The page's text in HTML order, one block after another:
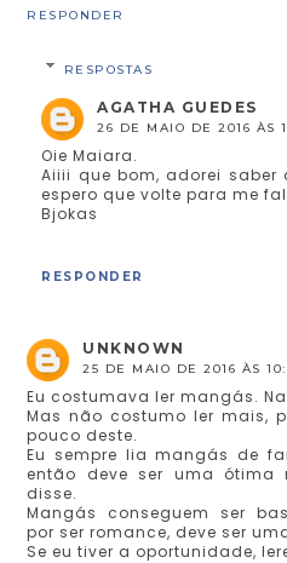
RESPONDER
RESPOSTAS
AGATHA GUEDES
26 DE MAIO DE 2016 ÀS
Oie Maiara.
Aiiii que bom, adorei saber
espero que volte para me
Bjokas
RESPONDER
UNKNOWN
25 DE MAIO DE 2016 ÀS
Eu costumava ler mangás.
Mas não costumo ler mais,
pouco deste.
Eu sempre lia mangás de
então deve ser uma ótima
disse.
Mangás conseguem ser
por ser romance, deve ser
Se eu tiver a oportunidade,